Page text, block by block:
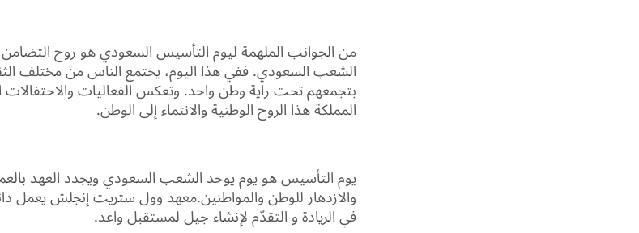
من الجوانب الملهمة ليوم التأسيس السعودي هو روح التضامن
الشعب السعودي. ففي هذا اليوم، يجتمع الناس من مختلف
بتجمعهم تحت راية وطن واحد. وتعكس الفعاليات والاحتفالات
المملكة هذا الروح الوطنية والانتماء إلى الوطن.
يوم التأسيس هو يوم يوحد الشعب السعودي ويجدد العهد
والازدهار للوطن والمواطنين.معهد وول ستريت إنجلش يعمل
في الريادة و التقدّم لإنشاء جيل لمستقبل واعد.